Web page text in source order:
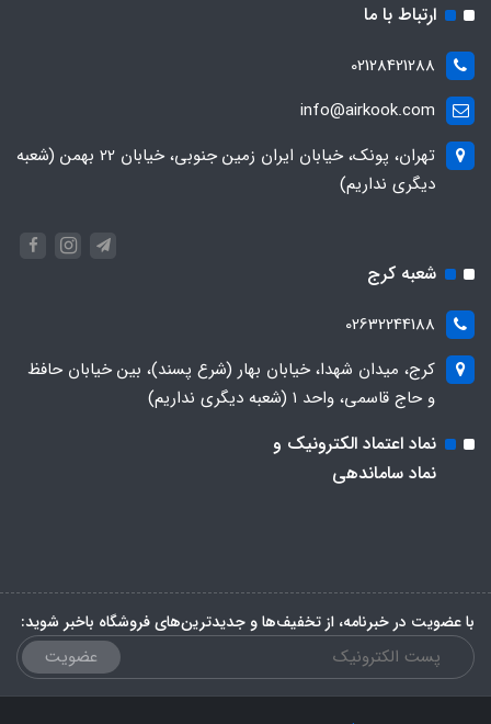
ارتباط با ما
02128421288
info@airkook.com
تهران، پونک، خیابان ایران زمین جنوبی، خیابان 22 بهمن (شعبه
دیگری نداریم)
شعبه کرج
02632244188
کرج، میدان شهدا، خیابان بهار (شرع پسند)، بین خیابان حافظ
و حاج قاسمی، واحد ۱ (شعبه دیگری نداریم)
نماد اعتماد الکترونیک و
نماد ساماندهی
با عضویت در خبرنامه، از تخفیف‌ها و جدیدترین‌های فروشگاه باخبر شوید:
عضویت